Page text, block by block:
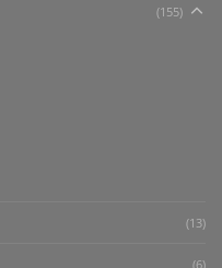
(155)
(13)
(6)